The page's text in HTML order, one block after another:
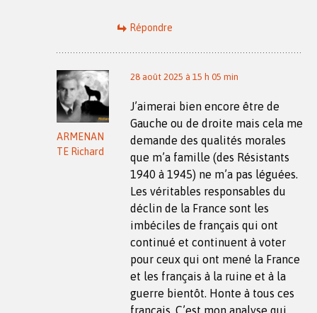
Répondre
ARMENAN
TE Richard
28 août 2025 à 15 h 05 min
J’aimerai bien encore être de
Gauche ou de droite mais cela me
demande des qualités morales
que m’a famille (des Résistants
1940 à 1945) ne m’a pas léguées.
Les véritables responsables du
déclin de la France sont les
imbéciles de français qui ont
continué et continuent à voter
pour ceux qui ont mené la France
et les français à la ruine et à la
guerre bientôt. Honte à tous ces
français. C’est mon analyse qui